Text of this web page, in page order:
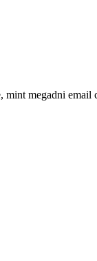
mint megadni email